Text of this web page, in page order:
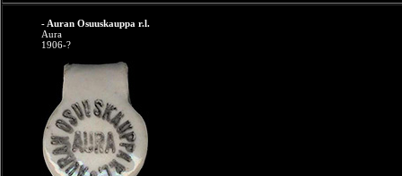
- Auran Osuuskauppa r.l.
Aura
1906-?